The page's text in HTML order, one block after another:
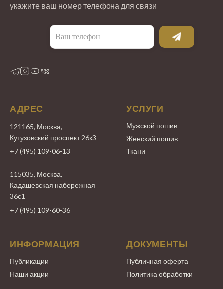
укажите ваш номер телефона для связи
АДРЕС
121165, Москва,
Кутузовский проспект 26к3
+7 (495) 109-06-13
115035, Москва,
Кадашевская набережная
36с1
+7 (495) 109-60-36
УСЛУГИ
Мужской пошив
Женский пошив
Ткани
ИНФОРМАЦИЯ
Публикации
Наши акции
ДОКУМЕНТЫ
Публичная оферта
Политика обработки